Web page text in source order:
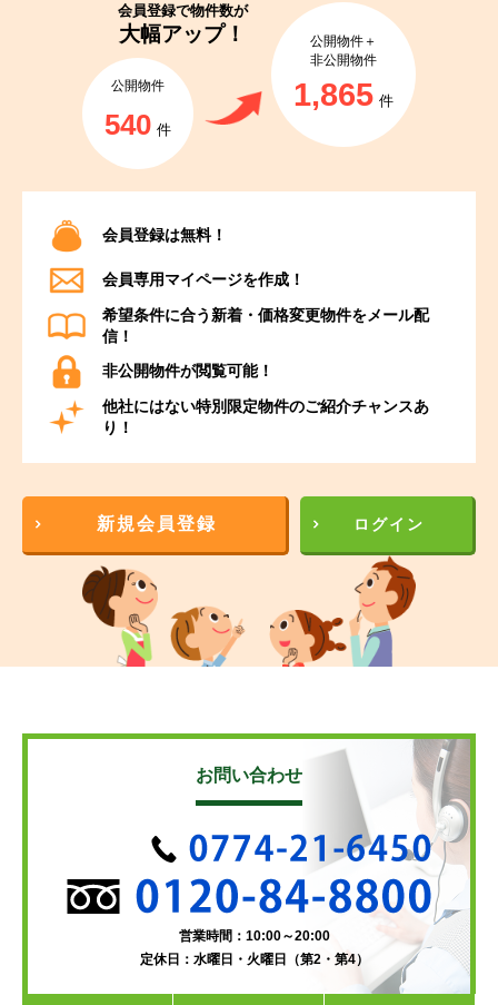
会員登録で物件数が
大幅アップ！
公開物件
540 件
公開物件＋
非公開物件
1,865 件
会員登録は無料！
会員専用マイページを作成！
希望条件に合う新着・価格変更物件をメール配
信！
非公開物件が閲覧可能！
他社にはない特別限定物件のご紹介チャンスあ
り！
新規会員登録 ログイン
お問い合わせ
営業時間：10:00～20:00
定休日：水曜日・火曜日（第2・第4）